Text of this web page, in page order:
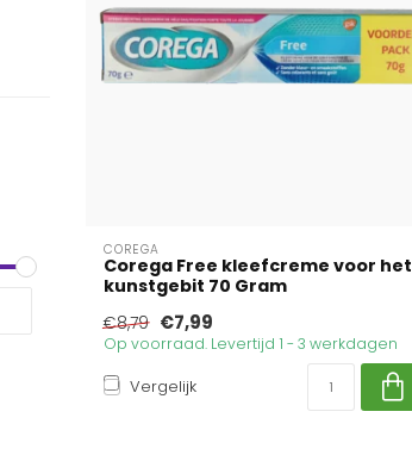
COREGA
Corega Free kleefcreme voor het
kunstgebit 70 Gram
€8,79 €7,99
Op voorraad. Levertijd 1 - 3 werkdagen
Vergelijk